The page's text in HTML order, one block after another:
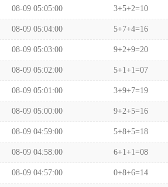
08-09 05:05:00 3+5+2=10
08-09 05:04:00 5+7+4=16
08-09 05:03:00 9+2+9=20
08-09 05:02:00 5+1+1=07
08-09 05:01:00 3+9+7=19
08-09 05:00:00 9+2+5=16
08-09 04:59:00 5+8+5=18
08-09 04:58:00 6+1+1=08
08-09 04:57:00 0+8+6=14